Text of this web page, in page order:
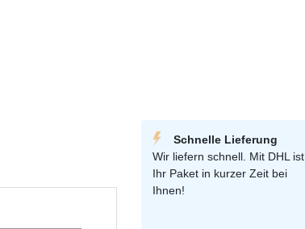
Schnelle Lieferung
Wir liefern schnell. Mit DHL ist
Ihr Paket in kurzer Zeit bei
Ihnen!